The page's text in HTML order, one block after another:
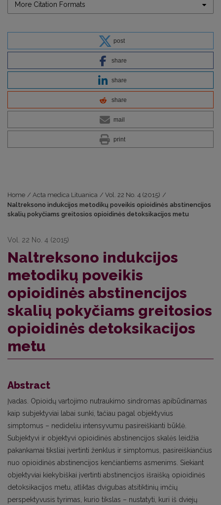
More Citation Formats
post
share
share
share
mail
print
Home / Acta medica Lituanica / Vol. 22 No. 4 (2015) /
Naltreksono indukcijos metodikų poveikis opioidinės abstinencijos
skalių pokyčiams greitosios opioidinės detoksikacijos metu
Vol. 22 No. 4 (2015)
Naltreksono indukcijos
metodikų poveikis
opioidinės abstinencijos
skalių pokyčiams greitosios
opioidinės detoksikacijos
metu
Abstract
Įvadas. Opioidų vartojimo nutraukimo sindromas apibūdinamas
kaip sub­jektyviai labai sunki, tačiau pagal objektyvius
simptomus – nedideliu intensyvumu pasireiškianti būklė.
Subjektyvi ir objektyvi opioidinės abstinencijos skalės leidžia
pakankamai tiksliai įvertinti ženklus ir simptomus, pasireiškiančius
nuo opioidinės abstinencijos kenčiantiems asmenims. Siekiant
objektyviai kiekybiškai įvertinti abstinencijos išraišką opioidinės
detoksikacijos metu, atliktas dvigubas atsitiktinių imčių
perspektyvusis tyrimas, kurio tikslas – nustatyti, kuri iš dviejų